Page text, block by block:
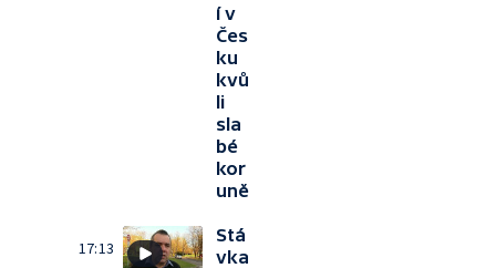
í v
Čes
ku
kvů
li
sla
bé
kor
uně
17:13
Stá
vka